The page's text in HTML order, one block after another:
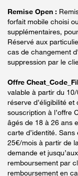
Remise Open :
forfait mobile choisi
supplémentaires,
Réservé aux
cas de changement
suppression par le
Offre
valable à partir du
réserve d’éligibilité
souscription à l’offre
âgés de 18 à 26 ans
carte d’identité.
25€/mois à partir de
demande et
remboursement par
remboursement en